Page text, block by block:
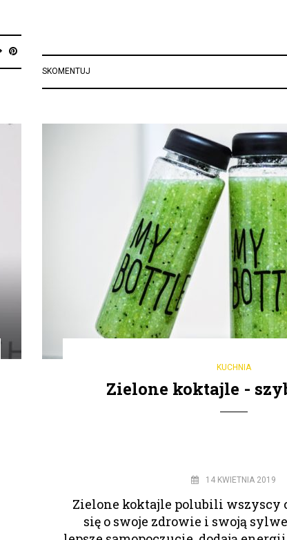
SKOMENTUJ
KUCHNIA
Zielone koktajle -
14 KWIETNIA 2019
Zielone koktajle polubili wszyscy
się o swoje zdrowie i swoją